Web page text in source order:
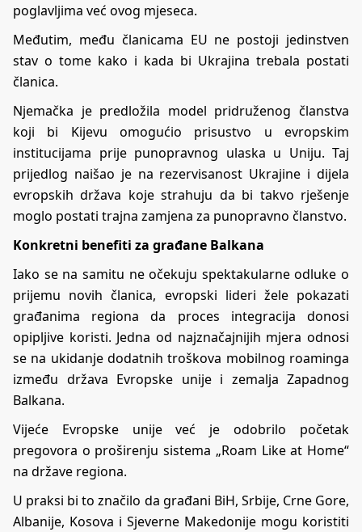
poglavljima već ovog mjeseca.
Međutim, među članicama EU ne postoji jedinstven
stav o tome kako i kada bi Ukrajina trebala postati
članica.
Njemačka je predložila model pridruženog članstva
koji bi Kijevu omogućio prisustvo u evropskim
institucijama prije punopravnog ulaska u Uniju. Taj
prijedlog naišao je na rezervisanost Ukrajine i dijela
evropskih država koje strahuju da bi takvo rješenje
moglo postati trajna zamjena za punopravno članstvo.
Konkretni benefiti za građane Balkana
Iako se na samitu ne očekuju spektakularne odluke o
prijemu novih članica, evropski lideri žele pokazati
građanima regiona da proces integracija donosi
opipljive koristi. Jedna od najznačajnijih mjera odnosi
se na ukidanje dodatnih troškova mobilnog roaminga
između država Evropske unije i zemalja Zapadnog
Balkana.
Vijeće Evropske unije već je odobrilo početak
pregovora o proširenju sistema „Roam Like at Home“
na države regiona.
U praksi bi to značilo da građani BiH, Srbije, Crne Gore,
Albanije, Kosova i Sjeverne Makedonije mogu koristiti